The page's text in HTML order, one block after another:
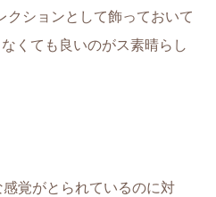
クションとして飾っておいて
くても良いのがス素晴らし
覚がとられているのに対